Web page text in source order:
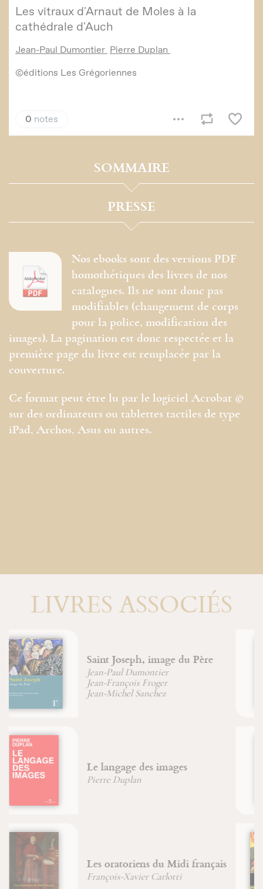
SOMMAIRE
PRESSE
Nos ebooks sont des versions PDF
homothétiques des livres de nos
catalogues. Ils ne sont donc pas
modifiables (changement de corps
pour la police, modification des
images). La pagination est donc respectée et la
première page du livre est remplacée par la
couverture.
Ce format peut être lu par le logiciel Acrobat ©
sur des ordinateurs ou tablettes tactiles de type
iPad, Archos, Asus ou autres.
LIVRES ASSOCIÉS
La drachme perdue
Michel Fromaget
Moïse et Œdipe
Jean-François Froger
Icônes arabes, mystères
d'Orient
Soeur Agnès-Mariam De la Croix